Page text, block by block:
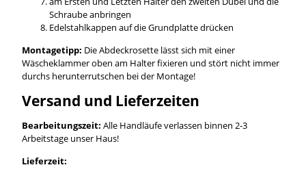
Schraube anbringen
Edelstahlkappen auf die Grundplatte drücken
Montagetipp: Die Abdeckrosette lässt sich mit einer
Wäscheklammer oben am Halter fixieren und stört nicht immer
durchs herunterrutschen bei der Montage!
Versand und Lieferzeiten
Bearbeitungszeit: Alle Handläufe verlassen binnen 2-3
Arbeitstage unser Haus!
Lieferzeit: